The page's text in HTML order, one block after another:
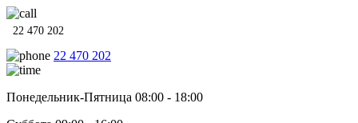
22 470 202
22 470 202
Понедельник-Пятница 08:00 - 18:00